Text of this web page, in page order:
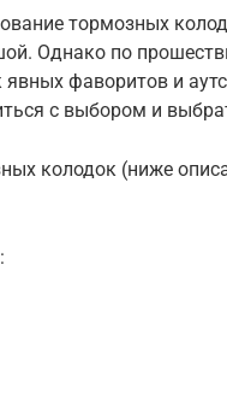
тормозных
Однако по
фаворитов и
с выбором и
колодок (ниже